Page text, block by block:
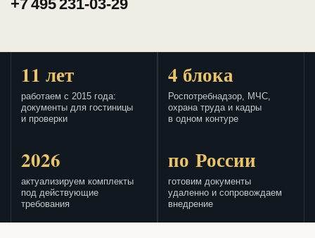
+7 495 231-03-29
11 лет
работаем с 2015 года:
документы для гостиницы
и проверки
4 блока
Роспотребнадзор, МЧС,
охрана труда и кадры
в одном контуре
2026
актуализируем комплекты
под действующие
требования
по России
готовим документы
удаленно и сопровождаем
внедрение